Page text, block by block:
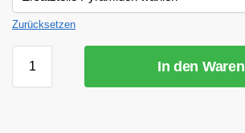
Zurücksetzen
In den